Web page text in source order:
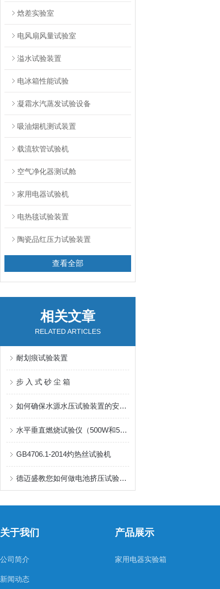
焓差实验室
电风扇风量试验室
溢水试验装置
电冰箱性能试验
凝霜水汽蒸发试验设备
吸油烟机测试装置
载流软管试验机
空气净化器测试舱
家用电器试验机
电热毯试验装置
陶瓷品红压力试验装置
查看全部
相关文章
RELATED ARTICLES
耐划痕试验装置
步 入 式 砂 尘 箱
如何确保水源水压试验装置的安全运行？
水平垂直燃烧试验仪（500W和50W）有何区别？
GB4706.1-2014灼热丝试验机
德迈盛教您如何做电池挤压试验机的正确保养维护！
关于我们
公司简介
新闻动态
产品展示
家用电器实验箱